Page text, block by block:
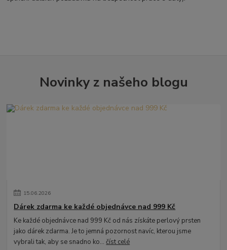
Novinky z našeho blogu
15.06.2026
Dárek zdarma ke každé objednávce nad 999 Kč
Ke každé objednávce nad 999 Kč od nás získáte perlový prsten
jako dárek zdarma. Je to jemná pozornost navíc, kterou jsme
vybrali tak, aby se snadno ko...číst celé